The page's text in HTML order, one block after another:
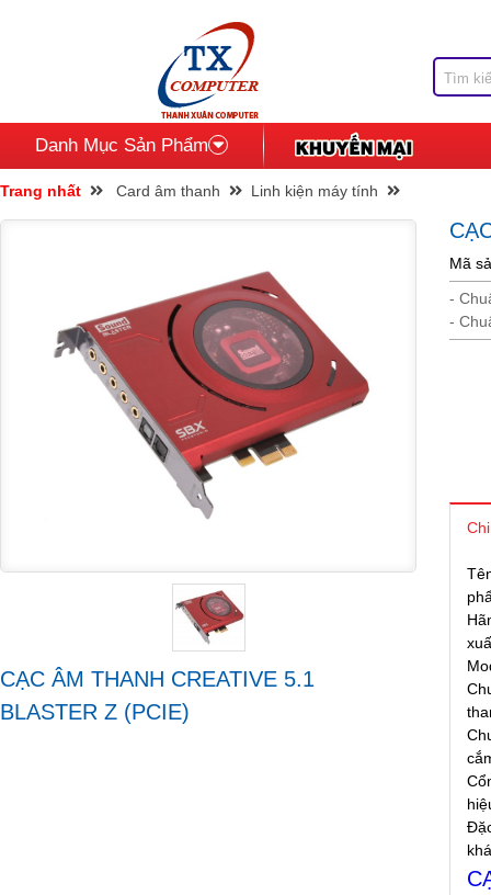
Danh Mục Sản Phẩm
Trang nhất Card âm thanh Linh kiện máy tính
CẠC ÂM THANH CREATIVE 5.1
BLASTER Z (PCIE)
Mã
-
-